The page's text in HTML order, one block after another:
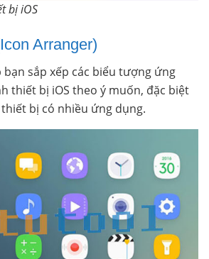
bị iOS
Arranger)
sắp xếp các biểu tượng ứng
thiết bị iOS theo ý muốn, đặc biệt
bị có nhiều ứng dụng.